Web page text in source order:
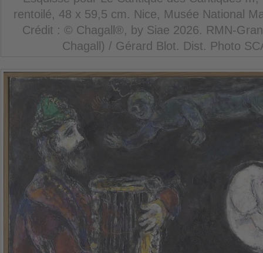
rentoilé, 48 x 59,5 cm. Nice, Musée National
Crédit : © Chagall®, by Siae 2026. RMN-
Chagall) / Gérard Blot. Dist. Photo